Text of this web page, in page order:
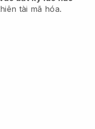
tài mã hóa.